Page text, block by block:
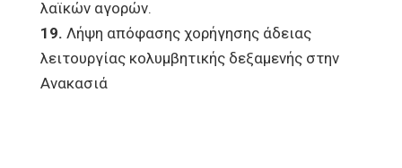
λαϊκών αγορών.
19. Λήψη απόφασης χορήγησης άδειας
λειτουργίας κολυμβητικής δεξαμενής στην
Ανακασιά